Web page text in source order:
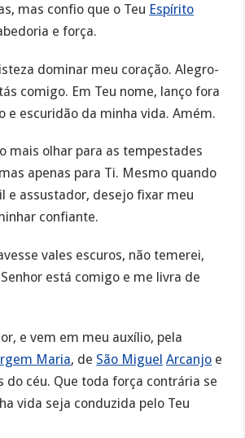
mas confio que o Teu Espírito
e força.
dominar meu coração. Alegro-
comigo. Em Teu nome, lanço fora
e escuridão da minha vida. Amém.
mais olhar para as tempestades
apenas para Ti. Mesmo quando
e assustador, desejo fixar meu
confiante.
vales escuros, não temerei,
está comigo e me livra de
e vem em meu auxílio, pela
Maria, de São Miguel Arcanjo e
do céu. Que toda força contrária se
vida seja conduzida pelo Teu